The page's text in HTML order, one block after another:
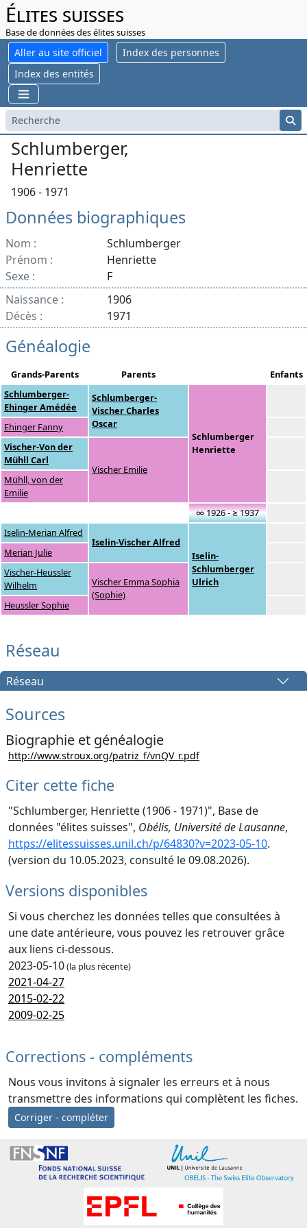
Élites suisses
Base de données des élites suisses
Aller au site officiel
Index des personnes
Index des entités
Schlumberger,
Henriette
1906 - 1971
Données biographiques
Nom :
Schlumberger
Prénom :
Henriette
Sexe :
F
Naissance :
1906
Décès :
1971
Généalogie
Grands-Parents Parents
Enfants
Schlumberger-
Ehinger Amédée
Schlumberger-
Vischer Charles
Oscar
Schlumberger
Henriette
Ehinger Fanny
Vischer-Von der
Mühll Carl
Vischer Emilie
Mühll, von der
Emilie
∞ 1926 - ≥ 1937
Iselin-Merian Alfred
Iselin-Vischer Alfred
Iselin-
Schlumberger
Ulrich
Merian Julie
Vischer-Heussler
Wilhelm
Vischer Emma Sophia
(Sophie)
Heussler Sophie
Réseau
Réseau
Sources
Biographie et généalogie
http://www.stroux.org/patriz_f/vnQV_r.pdf
Citer cette fiche
"Schlumberger, Henriette (1906 - 1971)", Base de
données "élites suisses", Obélis, Université de Lausanne,
https://elitessuisses.unil.ch/p/64830?v=2023-05-10.
(version du 10.05.2023, consulté le 09.08.2026).
Versions disponibles
Si vous cherchez les données telles que consultées à
une date antérieure, vous pouvez les retrouver grâce
aux liens ci-dessous.
2023-05-10(la plus récente)
2021-04-27
2015-02-22
2009-02-25
Corrections - compléments
Nous vous invitons à signaler les erreurs et à nous
transmettre des informations qui complètent les fiches.
Corriger - compléter